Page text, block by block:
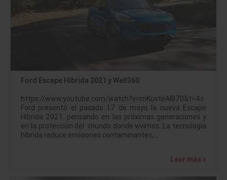
Ford Escape Híbrida 2021 y Well360
https://www.youtube.com/watch?v=mKuvteAIB70&t=4s
Ford presentó el pasado 17 de mayo la nueva Escape
Híbrida 2021: pensando en las próximas generaciones y
en la protección del mundo donde vivimos. La tecnología
híbrida reduce emisiones contaminantes,…
Leer más »